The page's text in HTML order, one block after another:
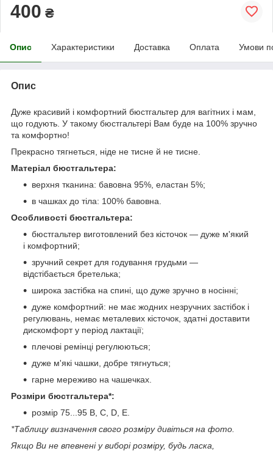
400 ₴
Опис Характеристики Доставка Оплата Умови
Опис
Дуже красивий і комфортний бюстгальтер для вагітних і мам,
що годують. У такому бюстгальтері Вам буде на 100% зручно
та комфортно!
Прекрасно тягнеться, ніде не тисне й не тисне.
Матеріал бюстгальтера:
верхня тканина: бавовна 95%, еластан 5%;
в чашках до тіла: 100% бавовна.
Особливості бюстгальтера:
бюстгальтер виготовлений без кісточок — дуже м'який
і комфортний;
зручний секрет для годування грудьми —
відстібається бретелька;
широка застібка на спині, що дуже зручно в носінні;
дуже комфортний: не має жодних незручних застібок і
регулювань, немає металевих кісточок, здатні доставити
дискомфорт у період лактації;
плечові ремінці регулюються;
дуже м'які чашки, добре тягнуться;
гарне мереживо на чашечках.
Розміри бюстгальтера*:
розмір 75...95 B, C, D, E.
*Таблицу визначення свого розміру дивіться на фото.
Якщо Ви не впевнені у виборі розміру, будь ласка,